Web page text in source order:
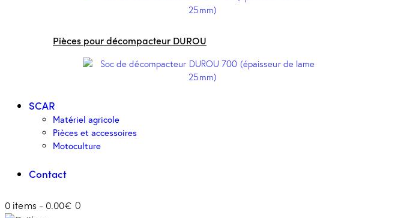
Pièces pour décompacteur DUROU
SCAR
Matériel agricole
Pièces et accessoires
Motoculture
Contact
0 items - 0.00€ 0